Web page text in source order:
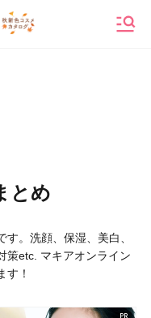
とめ
す。洗顔、保湿、美白、
策etc. マキアオンライン
す！